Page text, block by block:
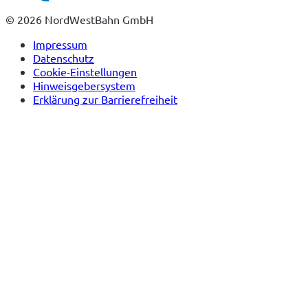
© 2026 NordWestBahn GmbH
Impressum
Datenschutz
Cookie-Einstellungen
Hinweisgebersystem
Erklärung zur Barrierefreiheit